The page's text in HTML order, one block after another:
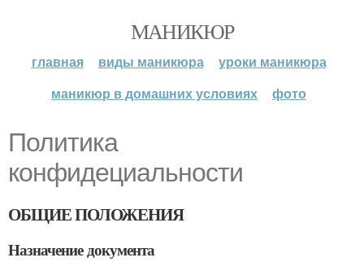
МАНИКЮР
главная виды маникюра
уроки маникюра
маникюр в домашних условиях
фото
Политика
конфидециальности
ОБЩИЕ ПОЛОЖЕНИЯ
Назначение документа